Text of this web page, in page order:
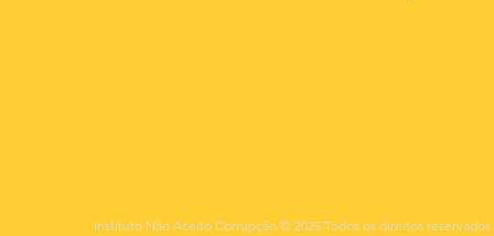
Instituto Não Aceito Corrupção © 2025 Todos os direitos